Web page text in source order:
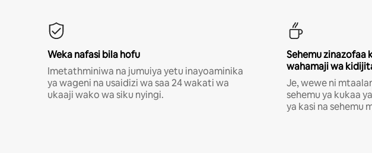
Weka nafasi bila hofu
Imetathminiwa na jumuiya yetu inayoaminika
ya wageni na usaidizi wa saa 24 wakati wa
ukaaji wako wa siku nyingi.
Sehemu zinazofaa
wahamaji wa
Je, wewe ni
sehemu ya kukaa
ya kasi na sehemu